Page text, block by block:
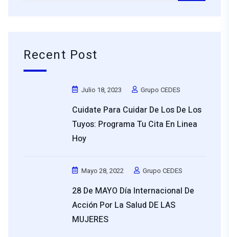
Recent Post
Julio 18, 2023 Grupo CEDES
Cuidate Para Cuidar De Los De Los
Tuyos: Programa Tu Cita En Linea
Hoy
Mayo 28, 2022 Grupo CEDES
28 De MAYO Día Internacional De
Acción Por La Salud DE LAS
MUJERES